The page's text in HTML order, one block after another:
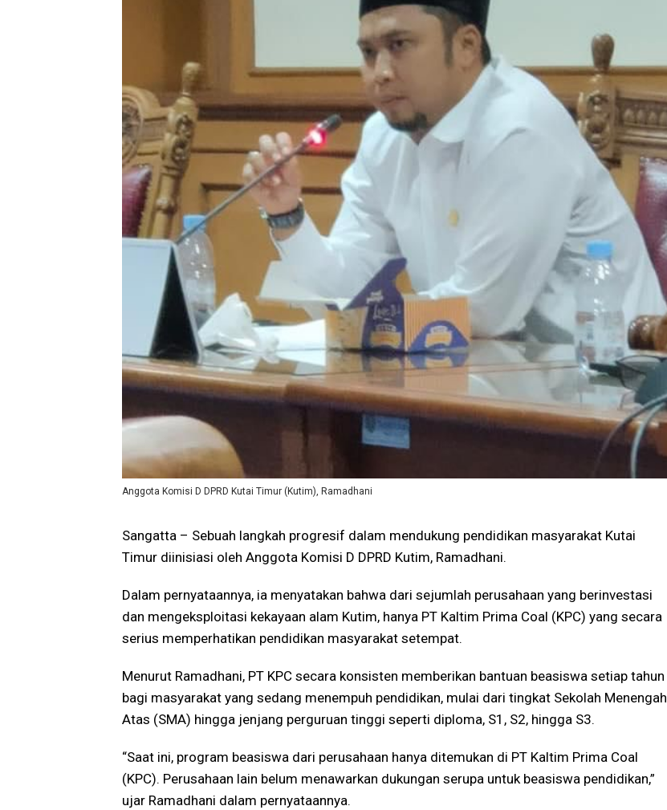
Anggota Komisi D DPRD Kutai Timur (Kutim), Ramadhani
Sangatta – Sebuah langkah progresif dalam mendukung pendidikan masyarakat Kutai
Timur diinisiasi oleh Anggota Komisi D DPRD Kutim, Ramadhani.
Dalam pernyataannya, ia menyatakan bahwa dari sejumlah perusahaan yang berinvestasi
dan mengeksploitasi kekayaan alam Kutim, hanya PT Kaltim Prima Coal (KPC) yang secara
serius memperhatikan pendidikan masyarakat setempat.
Menurut Ramadhani, PT KPC secara konsisten memberikan bantuan beasiswa setiap tahun
bagi masyarakat yang sedang menempuh pendidikan, mulai dari tingkat Sekolah Menengah
Atas (SMA) hingga jenjang perguruan tinggi seperti diploma, S1, S2, hingga S3.
“Saat ini, program beasiswa dari perusahaan hanya ditemukan di PT Kaltim Prima Coal
(KPC). Perusahaan lain belum menawarkan dukungan serupa untuk beasiswa pendidikan,”
ujar Ramadhani dalam pernyataannya.